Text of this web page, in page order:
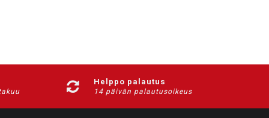
Helppo palautus
14 päivän palautusoikeus